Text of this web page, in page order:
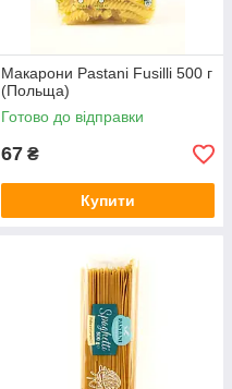
Макарони Pastani Fusilli 500 г
(Польща)
Готово до відправки
67 ₴
Купити